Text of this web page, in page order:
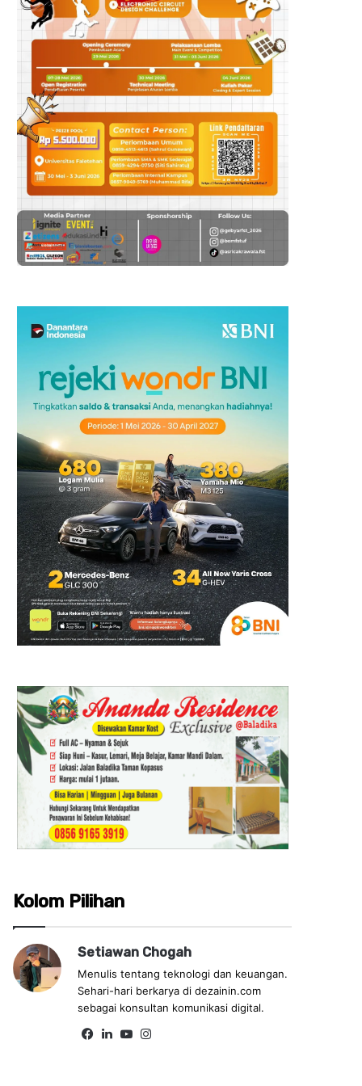
Kolom Pilihan
Setiawan Chogah
Menulis tentang teknologi dan keuangan.
Sehari-hari berkarya di dezainin.com
sebagai konsultan komunikasi digital.
Fa Lin Yo